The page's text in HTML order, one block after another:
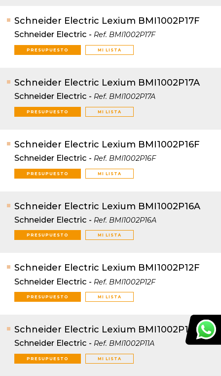
Schneider Electric Lexium BMI1002P17F
Schneider Electric - Ref. BMI1002P17F
PRESUPUESTO MI LISTA
Schneider Electric Lexium BMI1002P17A
Schneider Electric - Ref. BMI1002P17A
PRESUPUESTO MI LISTA
Schneider Electric Lexium BMI1002P16F
Schneider Electric - Ref. BMI1002P16F
PRESUPUESTO MI LISTA
Schneider Electric Lexium BMI1002P16A
Schneider Electric - Ref. BMI1002P16A
PRESUPUESTO MI LISTA
Schneider Electric Lexium BMI1002P12F
Schneider Electric - Ref. BMI1002P12F
PRESUPUESTO MI LISTA
Schneider Electric Lexium BMI1002P11A
Schneider Electric - Ref. BMI1002P11A
PRESUPUESTO MI LISTA